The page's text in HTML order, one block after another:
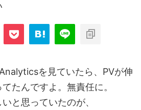
public_html/blog/wp-
sns-count-
を見ていたら、PVが伸
たんですよ。無責任に。
と思っていたのが、